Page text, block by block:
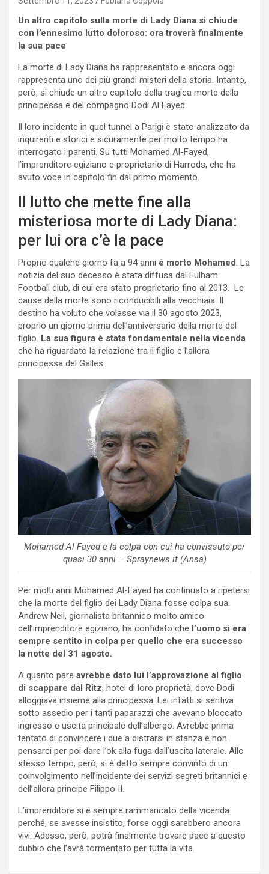
Un altro capitolo sulla morte di Lady Diana si chiude
con l’ennesimo lutto doloroso: ora troverà finalmente
la sua pace
La morte di Lady Diana ha rappresentato e ancora oggi
rappresenta uno dei più grandi misteri della storia. Intanto,
però, si chiude un altro capitolo della tragica morte della
principessa e del compagno Dodi Al Fayed.
Il loro incidente in quel tunnel a Parigi è stato analizzato da
inquirenti e storici e sicuramente per molto tempo ha
interrogato i parenti. Su tutti Mohamed Al-Fayed,
l’imprenditore egiziano e proprietario di Harrods, che ha
avuto voce in capitolo fin dal primo momento.
Il lutto che mette fine alla
misteriosa morte di Lady Diana:
per lui ora c’è la pace
Proprio qualche giorno fa a 94 anni è morto Mohamed. La
notizia del suo decesso è stata diffusa dal Fulham
Football club, di cui era stato proprietario fino al 2013. Le
cause della morte sono riconducibili alla vecchiaia. Il
destino ha voluto che volasse via il 30 agosto 2023,
proprio un giorno prima dell’anniversario della morte del
figlio. La sua figura è stata fondamentale nella vicenda
che ha riguardato la relazione tra il figlio e l’allora
principessa del Galles.
Mohamed Al Fayed e la colpa con cui ha convissuto per
quasi 30 anni – Spraynews.it (Ansa)
Per molti anni Mohamed Al-Fayed ha continuato a ripetersi
che la morte del figlio dei Lady Diana fosse colpa sua.
Andrew Neil, giornalista britannico molto amico
dell’imprenditore egiziano, ha confidato che l’uomo si era
sempre sentito in colpa per quello che era successo
la notte del 31 agosto.
A quanto pare avrebbe dato lui l’approvazione al figlio
di scappare dal Ritz, hotel di loro proprietà, dove Dodi
alloggiava insieme alla principessa. Lei infatti si sentiva
sotto assedio per i tanti paparazzi che avevano bloccato
ingresso e uscita principale dell’albergo. Avrebbe prima
tentato di convincere i due a distrarsi in stanza e non
pensarci per poi dare l’ok alla fuga dall’uscita laterale. Allo
stesso tempo, però, si è detto sempre convinto di un
coinvolgimento nell’incidente dei servizi segreti britannici e
dell’allora principe Filippo II.
L’imprenditore si è sempre rammaricato della vicenda
perché, se avesse insistito, forse oggi sarebbero ancora
vivi. Adesso, però, potrà finalmente trovare pace a questo
dubbio che l’avrà tormentato per tutta la vita.